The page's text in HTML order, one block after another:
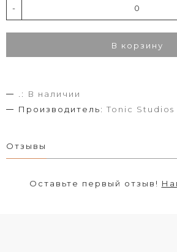
-
В корзину
.:
В наличии
Производитель: Tonic Studios
Отзывы
Оставьте первый отзыв!